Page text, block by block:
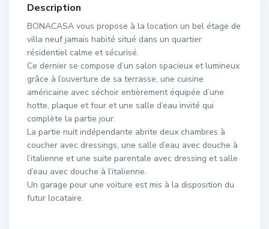
Description
BONACASA vous propose à la location un bel étage de
villa neuf jamais habité situé dans un quartier
résidentiel calme et sécurisé.
Ce dernier se compose d’un salon spacieux et lumineux
grâce à l’ouverture de sa terrasse, une cuisine
américaine avec séchoir entièrement équipée d’une
hotte, plaque et four et une salle d’eau invité qui
complète la partie jour.
La partie nuit indépendante abrite deux chambres à
coucher avec dressings, une salle d’eau avec douche à
l’italienne et une suite parentale avec dressing et salle
d’eau avec douche à l’italienne.
Un garage pour une voiture est mis à la disposition du
futur locataire.